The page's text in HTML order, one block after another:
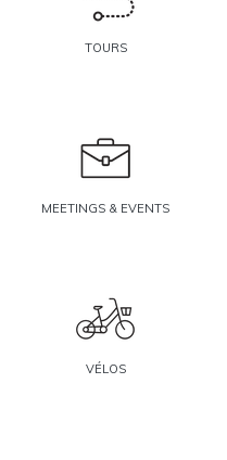
TOURS
MEETINGS & EVENTS
VÉLOS